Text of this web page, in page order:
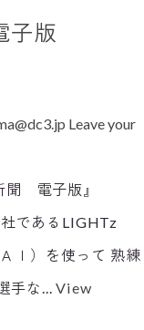
子版
Leave your
聞 電子版』
であるLIGHTz
Ｉ）を使って 熟練
手な...View